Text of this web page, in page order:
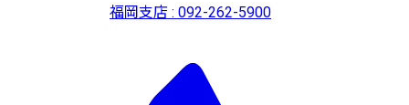
福岡支店 : 092-262-5900